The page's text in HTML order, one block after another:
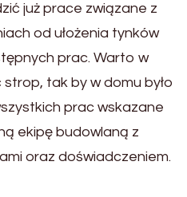
już prace związane z
od ułożenia tynków
prac. Warto w
tak by w domu było
prac wskazane
ekipę budowlaną z
oraz doświadczeniem.